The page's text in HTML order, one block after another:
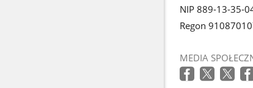
NIP 889-13-35-
Regon
MEDIA